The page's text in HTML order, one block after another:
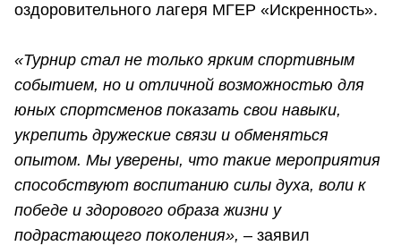
оздоровительного лагеря МГЕР «Искренность».
«Турнир стал не только ярким спортивным
событием, но и отличной возможностью для
юных спортсменов показать свои навыки,
укрепить дружеские связи и обменяться
опытом. Мы уверены, что такие мероприятия
способствуют воспитанию силы духа, воли к
победе и здорового образа жизни у
подрастающего поколения», – заявил